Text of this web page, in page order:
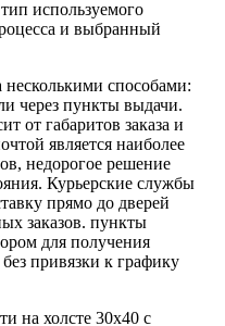
используемого
и выбранный
несколькими способами:
через пункты выдачи.
от габаритов заказа и
является наиболее
недорогое решение
Курьерские службы
прямо до дверей
заказов. пункты
для получения
привязки к графику
на холсте 30х40 с